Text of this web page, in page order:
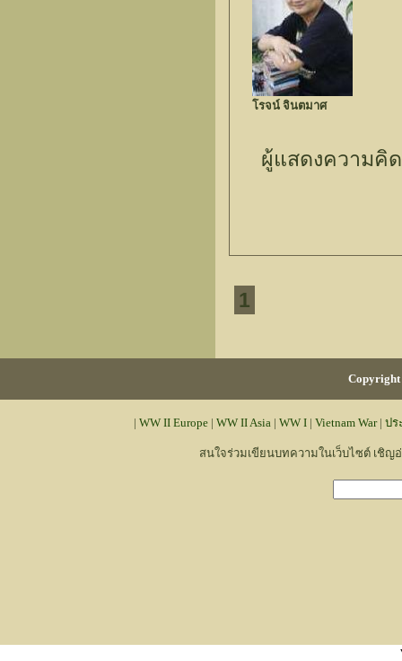
โรจน์ จินตมาศ
ผู้แสดงความคิ
1
Copyright
|WW II Europe |WW II Asia |WW I |Vietnam War|ปร
สนใจร่วมเขียนบทความในเว็บไซต์ เชิญ